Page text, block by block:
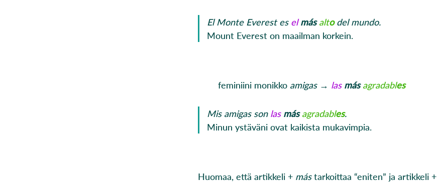
El Monte Everest es elmás altodel mundo.
Mount Everest on maailman korkein.
feminiini monikko amigas→ las más agradables
Mis amigas son las más agradables.
Minun ystäväni ovat kaikista mukavimpia.
Huomaa, että artikkeli + mástarkoittaa “eniten” ja artikkeli +